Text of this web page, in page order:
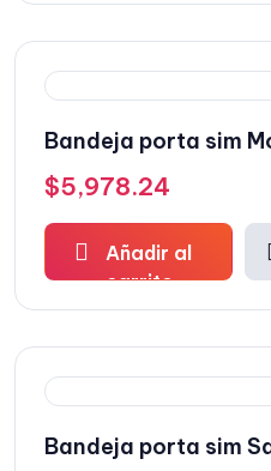
Bandeja porta sim
$5,978.24
Añadir al
carrito
Bandeja porta sim